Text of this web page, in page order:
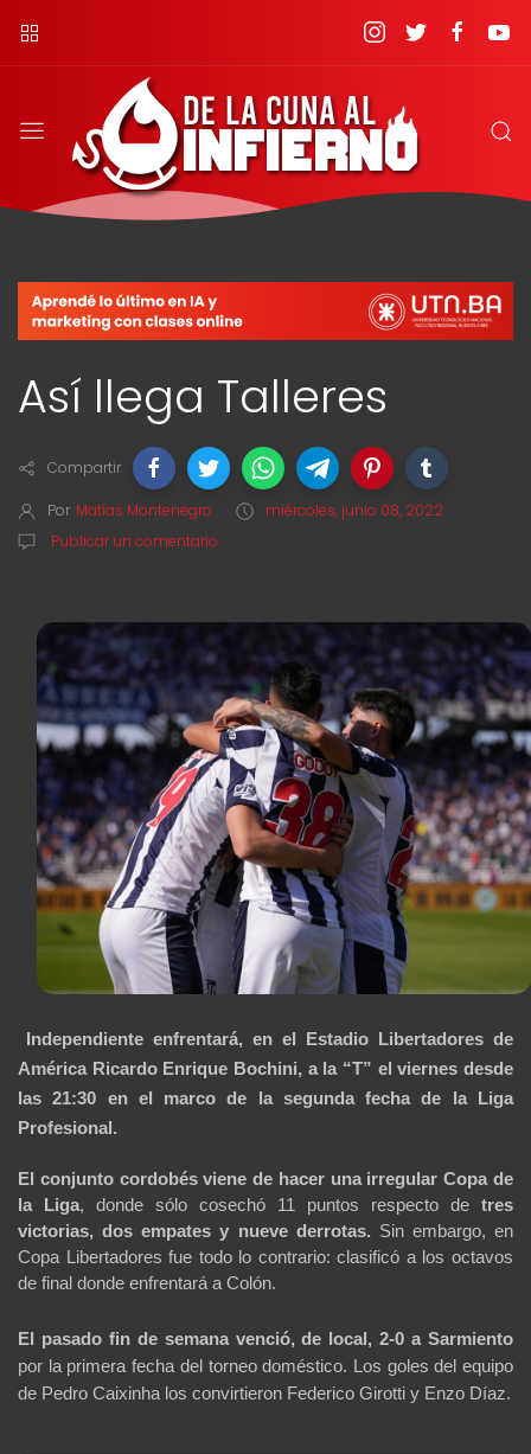
Así llega Talleres
Compartir
Por Matías Montenegro
miércoles, junio 08, 2022
Publicar un comentario
Independiente enfrentará, en el Estadio Libertadores de
América Ricardo Enrique Bochini, a la “T” el viernes desde
las 21:30 en el marco de la segunda fecha de la Liga
Profesional.
El conjunto cordobés viene de hacer una irregular Copa de
la Liga, donde sólo cosechó 11 puntos respecto de tres
victorias, dos empates y nueve derrotas. Sin embargo, en
Copa Libertadores fue todo lo contrario: clasificó a los octavos
de final donde enfrentará a Colón.
por la primera fecha del torneo doméstico.
Los goles del equipo